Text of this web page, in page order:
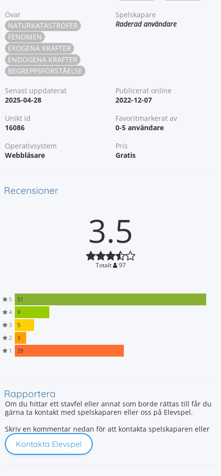
Övar
NATURKATASTROFER
FENOMEN
EXOGENA KRAFTER
ENDOGENA KRAFTER
BEGREPPSFÖRSTÅELSE
Spelskapare
Raderad användare
Senast uppdaterat
2025-04-28
Publicerat online
2022-12-07
Unikt id
16086
Favoritmarkerat av
0-5 användare
Operativsystem
Webbläsare
Pris
Gratis
Recensioner
3.5
Totalt 97
5
51
4
9
3
5
2
3
1
29
Rapportera
Om du hittar ett stavfel eller annat som borde rättas till får du
gärna ta kontakt med spelskaparen eller oss på Elevspel.
Skriv en kommentar nedan för att kontakta spelskaparen eller
Kontakta Elevspel